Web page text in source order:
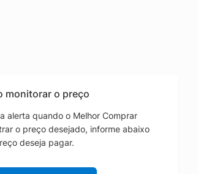
monitorar o preço
alerta quando o Melhor Comprar
o preço desejado, informe abaixo
deseja pagar.